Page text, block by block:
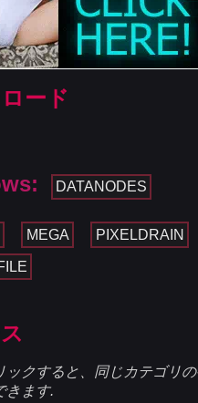
ード
DATANODES
MEGA PIXELDRAIN
ックすると、同じカテゴリ
きます.